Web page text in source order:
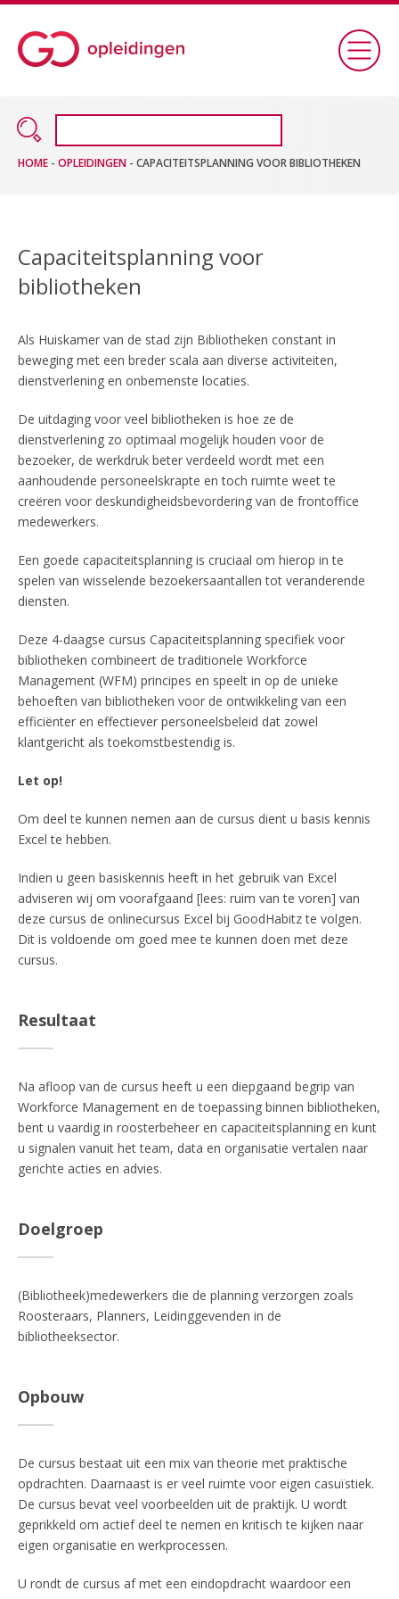
HOME - OPLEIDINGEN - CAPACITEITSPLANNING VOOR BIBLIOTHEKEN
Capaciteitsplanning voor
bibliotheken
Als Huiskamer van de stad zijn Bibliotheken constant in
beweging met een breder scala aan diverse activiteiten,
dienstverlening en onbemenste locaties.
De uitdaging voor veel bibliotheken is hoe ze de
dienstverlening zo optimaal mogelijk houden voor de
bezoeker, de werkdruk beter verdeeld wordt met een
aanhoudende personeelskrapte en toch ruimte weet te
creëren voor deskundigheidsbevordering van de frontoffice
medewerkers.
Een goede capaciteitsplanning is cruciaal om hierop in te
spelen van wisselende bezoekersaantallen tot veranderende
diensten.
Deze 4-daagse cursus Capaciteitsplanning specifiek voor
bibliotheken combineert de traditionele Workforce
Management (WFM) principes en speelt in op de unieke
behoeften van bibliotheken voor de ontwikkeling van een
efficiënter en effectiever personeelsbeleid dat zowel
klantgericht als toekomstbestendig is.
Let op!
Om deel te kunnen nemen aan de cursus dient u basis kennis
Excel te hebben.
Indien u geen basiskennis heeft in het gebruik van Excel
adviseren wij om voorafgaand [lees: ruim van te voren] van
deze cursus de onlinecursus Excel bij GoodHabitz te volgen.
Dit is voldoende om goed mee te kunnen doen met deze
cursus.
Resultaat
Na afloop van de cursus heeft u een diepgaand begrip van
Workforce Management en de toepassing binnen bibliotheken,
bent u vaardig in roosterbeheer en capaciteitsplanning en kunt
u signalen vanuit het team, data en organisatie vertalen naar
gerichte acties en advies.
Doelgroep
(Bibliotheek)medewerkers die de planning verzorgen zoals
Roosteraars, Planners, Leidinggevenden in de
bibliotheeksector.
Opbouw
De cursus bestaat uit een mix van theorie met praktische
opdrachten. Daarnaast is er veel ruimte voor eigen casuïstiek.
De cursus bevat veel voorbeelden uit de praktijk. U wordt
geprikkeld om actief deel te nemen en kritisch te kijken naar
eigen organisatie en werkprocessen.
U rondt de cursus af met een eindopdracht waardoor een